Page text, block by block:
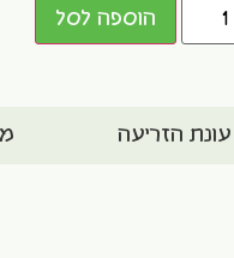
הוספה לסל
עונת הזריעה